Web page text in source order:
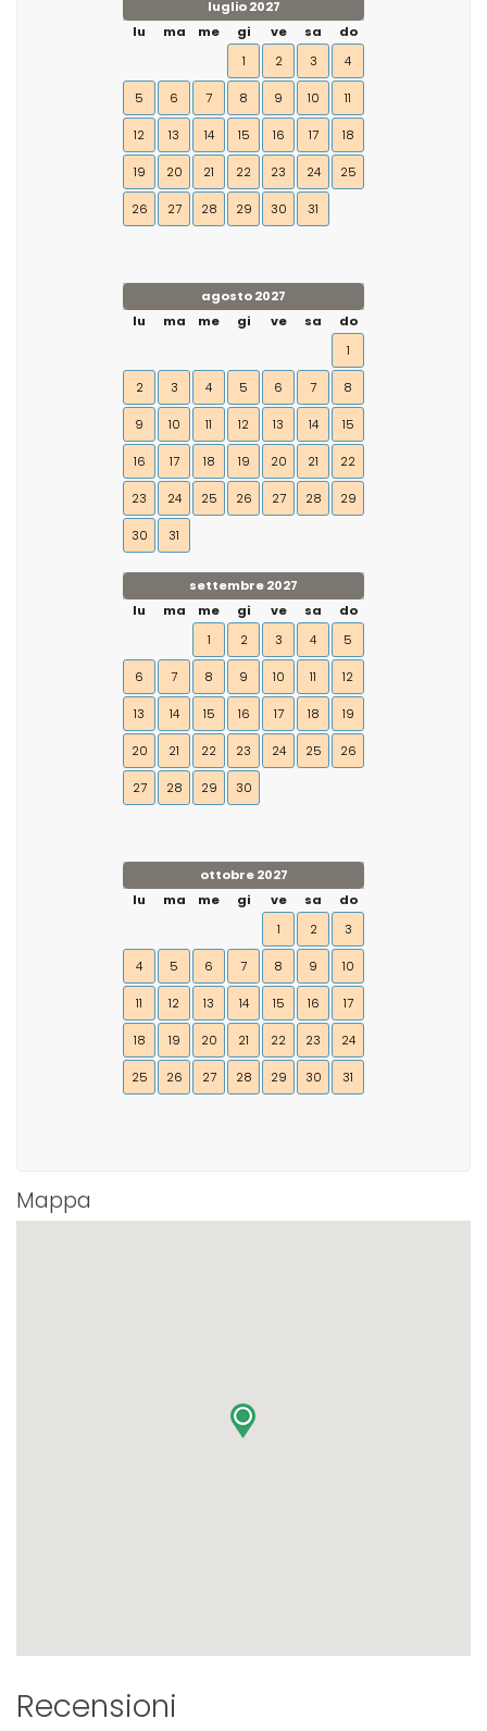
luglio 2027
lu
ma me gi ve sa
do
1
2 3 4
5 6 7 8 9 10 11
12 13 14 15 16 17 18
19 20 21 22 23 24 25
26 27 28 29 30 31
agosto 2027
lu
ma me gi ve sa
do
1
2 3 4 5 6 7 8
9 10 11 12 13 14 15
16 17 18 19 20 21 22
23 24 25 26 27 28 29
30 31
settembre 2027
lu
ma me gi ve sa
do
1
2 3 4 5
6 7 8 9 10 11 12
13 14 15 16 17 18 19
20 21 22 23 24 25 26
27 28 29 30
ottobre 2027
lu
ma me gi ve sa
do
1
2 3
4 5 6 7 8 9 10
11 12 13 14 15 16 17
18 19 20 21 22 23 24
25 26 27 28 29 30 31
Mappa
Recensioni